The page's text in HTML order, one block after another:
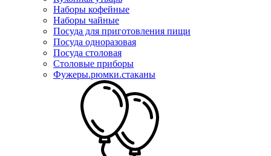
Наборы кофейные
Наборы чайные
Посуда для приготовления пищи
Посуда одноразовая
Посуда столовая
Столовые приборы
Фужеры.рюмки.стаканы